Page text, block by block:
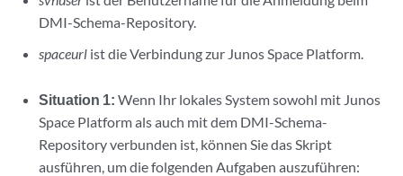
DMI-Schema-Repository.
spaceurl ist die Verbindung zur Junos Space Platform.
Situation 1:Wenn Ihr lokales System sowohl mit Junos
Space Platform als auch mit dem DMI-Schema-
Repository verbunden ist, können Sie das Skript
ausführen, um die folgenden Aufgaben auszuführen: